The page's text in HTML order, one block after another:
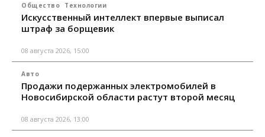
Общество Технологии
Искусственный интеллект впервые выписал
штраф за борщевик
08 августа 2026, 15:00
Авто
Продажи подержанных электромобилей в
Новосибирской области растут второй месяц
08 августа 2026, 13:00